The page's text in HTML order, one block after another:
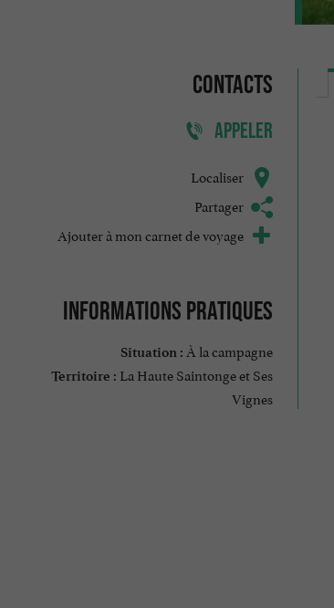
Contacts
APPELER
Localiser
Partager
Ajouter à mon carnet de voyage
Informations pratiques
Situation : À la campagne
Territoire : La Haute Saintonge et Ses
Vignes